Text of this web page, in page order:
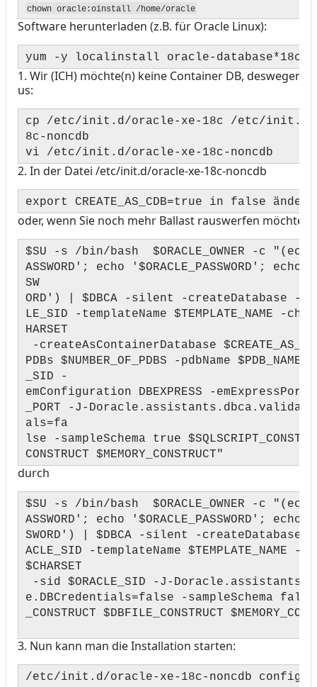
chown oracle:oinstall /home/oracle
Software herunterladen (z.B. für Oracle Linux):
yum -y localinstall oracle-database*18c*
1. Wir (ICH) möchte(n) keine Container DB, deswegen
us:
cp /etc/init.d/oracle-xe-18c /etc/init.d/
8c-noncdb
vi /etc/init.d/oracle-xe-18c-noncdb
2. In der Datei /etc/init.d/oracle-xe-18c-noncdb
export CREATE_AS_CDB=true in false ändern
oder, wenn Sie noch mehr Ballast rauswerfen möchten,
$SU -s /bin/bash $ORACLE_OWNER -c "(echo
ASSWORD'; echo '$ORACLE_PASSWORD'; echo
SW
ORD') | $DBCA -silent -createDatabase -
LE_SID -templateName $TEMPLATE_NAME -
HARSET
-createAsContainerDatabase
PDBs $NUMBER_OF_PDBS -pdbName $PDB_NAME
_SID -
emConfiguration DBEXPRESS -emExpressPort
_PORT -J-
als=fa
lse -sampleSchema true
CONSTRUCT $MEMORY_CONSTRUCT"
durch
$SU -s /bin/bash $ORACLE_OWNER -c "(echo
ASSWORD'; echo '$ORACLE_PASSWORD'; echo
SWORD') | $DBCA -silent -createDatabase -
ACLE_SID -templateName $TEMPLATE_NAME -
$CHARSET
-sid $ORACLE_SID -J-
e.DBCredentials=false -sampleSchema false
_CONSTRUCT $DBFILE_CONSTRUCT
3. Nun kann man die Installation starten:
/etc/init.d/oracle-xe-18c-noncdb